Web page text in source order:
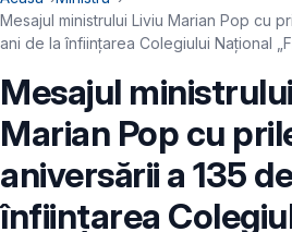
Mesajul ministrului Liviu Marian Pop cu
ani de la înființarea Colegiului Național
Mesajul
Marian Pop cu
aniversării a 135
înființarea